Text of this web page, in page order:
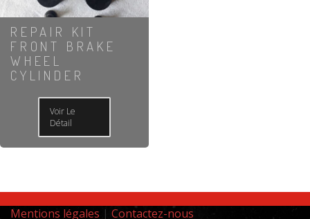
REPAIR KIT
FRONT BRAKE
WHEEL
CYLINDER
Voir Le
Détail
Mentions légales | Contactez-nous